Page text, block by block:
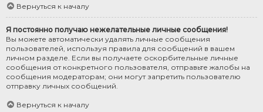
Вернуться к началу
Я постоянно получаю нежелательные личные сообщения!
Вы можете автоматически удалять личные сообщения
пользователей, используя правила для сообщений в вашем
личном разделе. Если вы получаете оскорбительные личные
сообщения от конкретного пользователя, отправьте жалобы на
сообщения модераторам; они могут запретить пользователю
отправку личных сообщений.
Вернуться к началу